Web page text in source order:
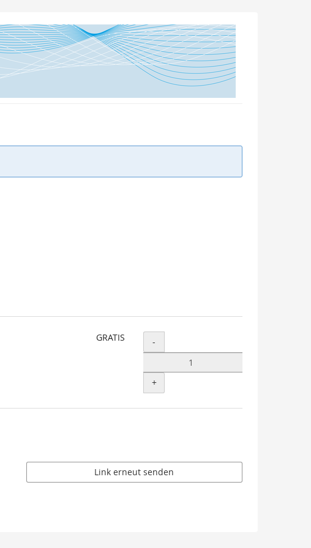
GRATIS Menge
-
+
Link erneut senden